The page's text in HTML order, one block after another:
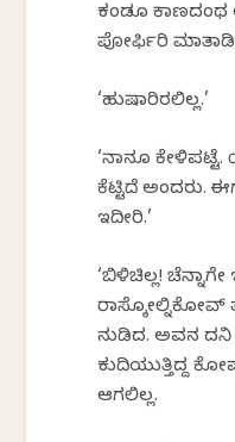
ಕಂಡೂ
ಪೋರ್ಫಿರಿ
‘ಹುಷಾರಿರಲಿಲ್ಲ.’
‘ನಾನೂ
ಕೆಟ್ಟಿದೆ ಅಂದರು.
ಇದೀರಿ.’
‘ಬಿಳಿಚಿಲ್ಲ! ಚೆನ್ನಾಗೇ
ರಾಸ್ಕೋಲ್ನಿಕೋವ್
ನುಡಿದ. ಅವನ ದನಿ
ಕುದಿಯುತ್ತಿದ್ದ
ಆಗಲಿಲ್ಲ.